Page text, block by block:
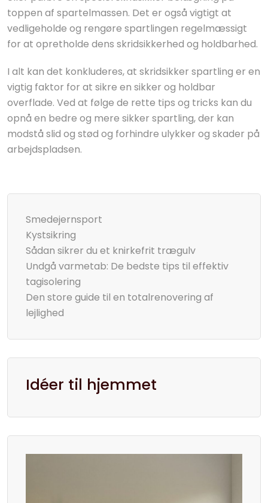
toppen af spartelmassen. Det er også vigtigt at
vedligeholde og rengøre spartlingen regelmæssigt
for at opretholde dens skridsikkerhed og holdbarhed.
I alt kan det konkluderes, at skridsikker spartling er en
vigtig faktor for at sikre en sikker og holdbar
overflade. Ved at følge de rette tips og tricks kan du
opnå en bedre og mere sikker spartling, der kan
modstå slid og stød og forhindre ulykker og skader på
arbejdspladsen.
Smedejernsport
Kystsikring
Sådan sikrer du et knirkefrit trægulv
Undgå varmetab: De bedste tips til effektiv
tagisolering
Den store guide til en totalrenovering af
lejlighed
Idéer til hjemmet